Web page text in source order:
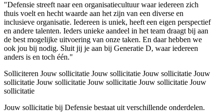
"Defensie streeft naar een organisatiecultuur waar iedereen zich
thuis voelt en hecht waarde aan het zijn van een diverse en
inclusieve organisatie. Iedereen is uniek, heeft een eigen perspectief
en andere talenten. Ieders unieke aandeel in het team draagt bij aan
de best mogelijke uitvoering van onze taken. En daar hebben we
ook jou bij nodig. Sluit jij je aan bij Generatie D, waar iedereen
anders is en toch één."
Solliciteren Jouw sollicitatie Jouw sollicitatie Jouw sollicitatie Jouw
sollicitatie Jouw sollicitatie Jouw sollicitatie Jouw sollicitatie Jouw
sollicitatie
Jouw sollicitatie bij Defensie bestaat uit verschillende onderdelen.